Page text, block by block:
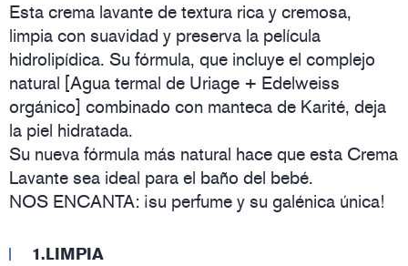
Esta crema lavante de textura rica y cremosa,
limpia con suavidad y preserva la película
hidrolipídica. Su fórmula, que incluye el complejo
natural [Agua termal de Uriage + Edelweiss
orgánico] combinado con manteca de Karité, deja
la piel hidratada.
Su nueva fórmula más natural hace que esta Crema
Lavante sea ideal para el baño del bebé.
NOS ENCANTA: ¡su perfume y su galénica única!
1.LIMPIA